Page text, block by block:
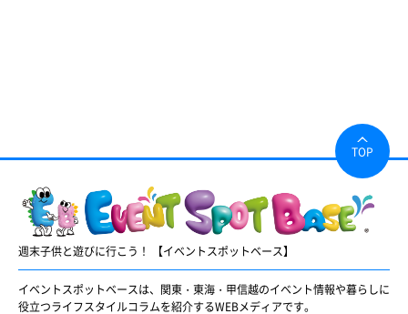
週末子供と遊びに行こう！ 【イベントスポットベース】
イベントスポットベースは、関東・東海・甲信越のイベント情報や暮らしに
役立つライフスタイルコラムを紹介するWEBメディアです。
TOP